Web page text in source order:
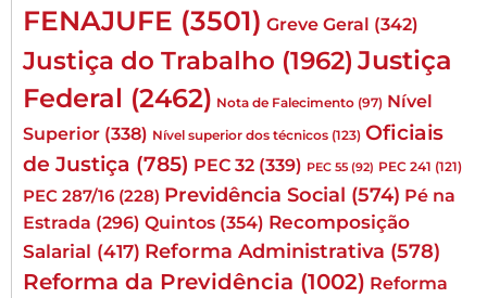
FENAJUFE (3501) Greve Geral (342)
Justiça do Trabalho (1962) Justiça
Federal (2462) Nota de Falecimento (97) Nível
Superior (338) Nível superior dos técnicos (123) Oficiais
de Justiça (785) PEC 32 (339) PEC 55 (92) PEC 241 (121)
PEC 287/16 (228) Previdência Social (574) Pé na
Estrada (296) Quintos (354) Recomposição
Salarial (417) Reforma Administrativa (578)
Reforma da Previdência (1002) Reforma